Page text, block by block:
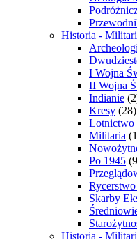
Historia -
I Wojna
II Wojna
Indianie
Kresy (28)
Lotnictwo
Militaria
Po 1945
Skarby
Historia -